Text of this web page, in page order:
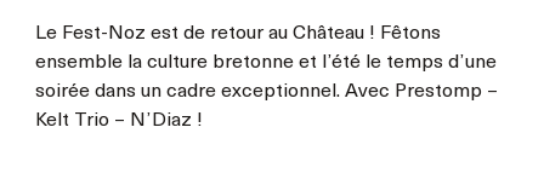
Le Fest-Noz est de retour au Château ! Fêtons
ensemble la culture bretonne et l’été le temps d’une
soirée dans un cadre exceptionnel. Avec Prestomp –
Kelt Trio – N’Diaz !